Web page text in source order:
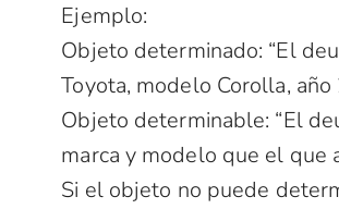
Ejemplo:
Objeto determinado: “El
Toyota, modelo Corolla,
Objeto determinable: “El
marca y modelo que el que
Si el objeto no puede